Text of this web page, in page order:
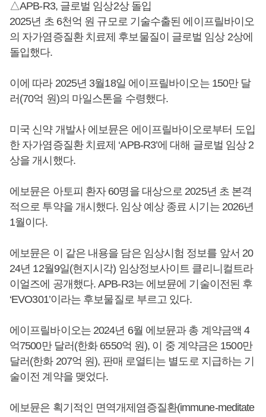
△APB-R3, 글로벌 임상2상 돌입
2025년 초 6천억 원 규모로 기술수출된 에이프릴바이오
의 자가염증질환 치료제 후보물질이 글로벌 임상 2상에
돌입했다.
이에 따라 2025년 3월18일 에이프릴바이오는 150만 달
러(70억 원)의 마일스톤을 수령했다.
미국 신약 개발사 에보뮨은 에이프릴바이오로부터 도입
한 자가염증질환 치료제 ‘APB-R3’에 대해 글로벌 임상 2
상을 개시했다.
에보뮨은 아토피 환자 60명을 대상으로 2025년 초 본격
적으로 투약을 개시했다. 임상 예상 종료 시기는 2026년
1월이다.
에보뮨은 이 같은 내용을 담은 임상시험 정보를 앞서 20
24년 12월9일(현지시각) 임상정보사이트 클리니컬트라
이얼즈에 공개했다. APB-R3는 에보뮨에 기술이전된 후
‘EVO301’이라는 후보물질로 부르고 있다.
에이프릴바이오는 2024년 6월 에보뮨과 총 계약금액 4
억7500만 달러(한화 6550억 원), 이 중 계약금은 1500만
달러(한화 207억 원), 판매 로열티는 별도로 지급하는 기
술이전 계약을 맺었다.
에보뮨은 획기적인 면역개제염증질환(immune-meditate